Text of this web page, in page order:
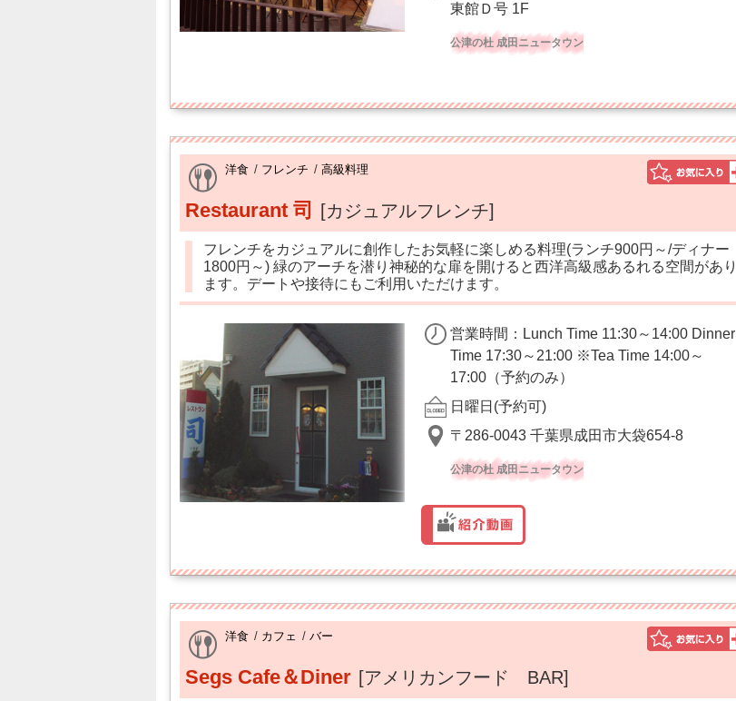
東館Ｄ号 1F
公津の杜 成田ニュータウン
洋食 / フレンチ / 高級料理
Restaurant 司 [カジュアルフレンチ]
フレンチをカジュアルに創作したお気軽に楽しめる料理(ランチ900円～/ディナー
1800円～) 緑のアーチを潜り神秘的な扉を開けると西洋高級感あるれる空間があり
ます。デートや接待にもご利用いただけます。
営業時間：Lunch Time 11:30～14:00 Dinner
Time 17:30～21:00 ※Tea Time 14:00～
17:00（予約のみ）
日曜日(予約可)
〒286-0043 千葉県成田市大袋654-8
公津の杜 成田ニュータウン
洋食 / カフェ / バー
Segs Cafe＆Diner [アメリカンフード BAR]